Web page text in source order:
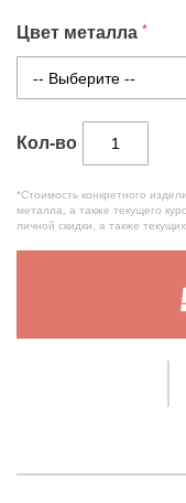
Цвет металла
Кол-во
*Стоимость конкретного
металла, а также текущего
личной скидки, а также